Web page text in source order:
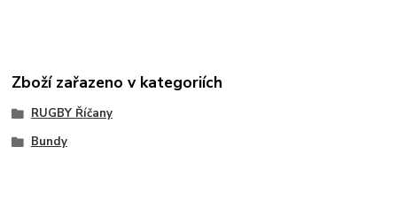
Zboží zařazeno v kategoriích
RUGBY Říčany
Bundy